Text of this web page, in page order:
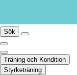
Sök
Träning och Kondition
Styrketräning